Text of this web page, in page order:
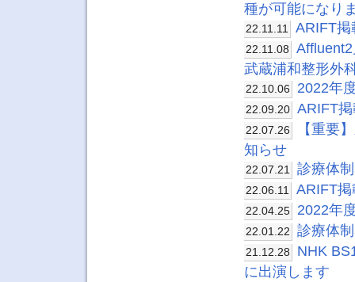
種が可能になり
22.11.11 ARIFT掲
22.11.08
武蔵浦和整形外
22.10.06 2022年
22.09.20 ARIFT
22.07.26
【重要
知らせ
22.07.21 診療体
22.06.11 ARIFT
22.04.25 2022年
22.01.22 診療体
21.12.28
NHK
に出演します